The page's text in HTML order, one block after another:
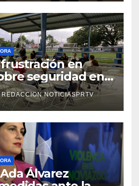
en
seguridad en
REDACCION NOTICIASPRTV
Álvarez